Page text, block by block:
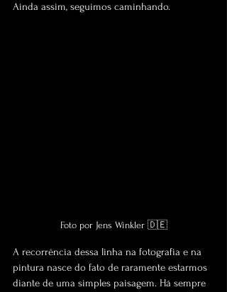
Ainda assim, seguimos caminhando.
Foto por Jens Winkler 🇩🇪
A recorrência dessa linha na fotografia e na
pintura nasce do fato de raramente estarmos
diante de uma simples paisagem. Há sempre